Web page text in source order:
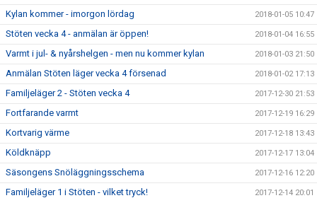
Kylan kommer - imorgon lördag 2018-01-05 10:47
Stöten vecka 4 - anmälan är öppen! 2018-01-04 16:55
Varmt i jul- & nyårshelgen - men nu kommer kylan 2018-01-03 21:50
Anmälan Stöten läger vecka 4 försenad 2018-01-02 17:13
Familjeläger 2 - Stöten vecka 4 2017-12-30 21:53
Fortfarande varmt 2017-12-19 16:29
Kortvarig värme 2017-12-18 13:43
Köldknäpp 2017-12-17 13:04
Säsongens Snöläggningsschema 2017-12-16 12:20
Familjeläger 1 i Stöten - vilket tryck! 2017-12-14 20:01